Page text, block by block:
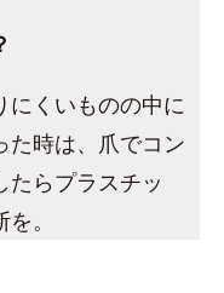
にくいものの中に
た時は、爪でコン
たらプラスチッ
。